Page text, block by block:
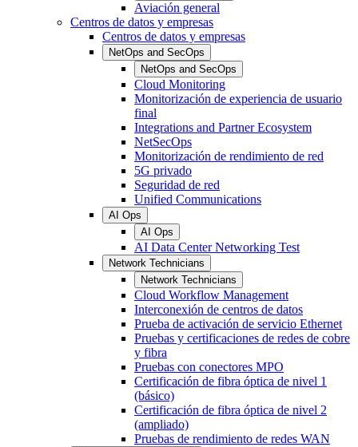
Aviación general
Centros de datos y empresas
Centros de datos y empresas
NetOps and SecOps
NetOps and SecOps
Cloud Monitoring
Monitorización de experiencia de usuario
final
Integrations and Partner Ecosystem
NetSecOps
Monitorización de rendimiento de red
5G privado
Seguridad de red
Unified Communications
AI Ops
AI Ops
AI Data Center Networking Test
Network Technicians
Network Technicians
Cloud Workflow Management
Interconexión de centros de datos
Prueba de activación de servicio Ethernet
Pruebas y certificaciones de redes de cobre
y fibra
Pruebas con conectores MPO
Certificación de fibra óptica de nivel 1
(básico)
Certificación de fibra óptica de nivel 2
(ampliado)
Pruebas de rendimiento de redes WAN